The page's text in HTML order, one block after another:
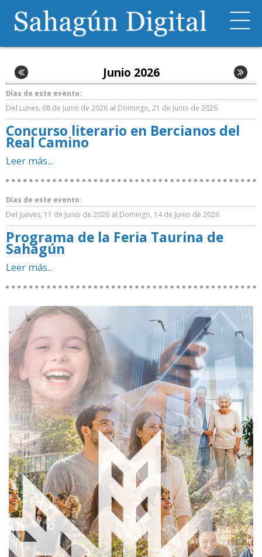
Junio 2026
Días de este evento:
Del Lunes, 08 de Junio de 2026 al Domingo, 21 de Junio de 2026
Concurso literario en Bercianos del
Real Camino
Leer más...
Días de este evento:
Del Jueves, 11 de Junio de 2026 al Domingo, 14 de Junio de 2026
Programa de la Feria Taurina de
Sahagún
Leer más...